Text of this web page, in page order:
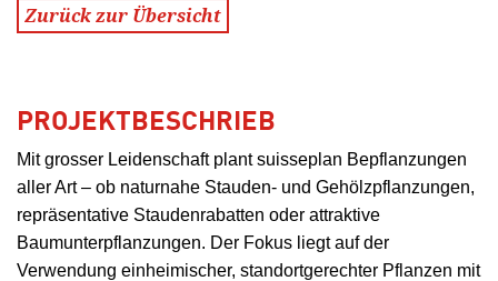
Zurück zur Übersicht
PROJEKTBESCHRIEB
Mit grosser Leidenschaft plant suisseplan Bepflanzungen
aller Art – ob naturnahe Stauden- und Gehölzpflanzungen,
repräsentative Staudenrabatten oder attraktive
Baumunterpflanzungen. Der Fokus liegt auf der
Verwendung einheimischer, standortgerechter Pflanzen mit